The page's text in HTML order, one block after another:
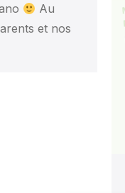
Au
et nos